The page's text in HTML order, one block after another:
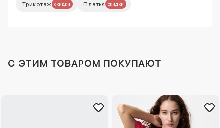
Трикотаж скидки Платья скидки
C ЭТИМ ТОВАРОМ ПОКУПАЮТ